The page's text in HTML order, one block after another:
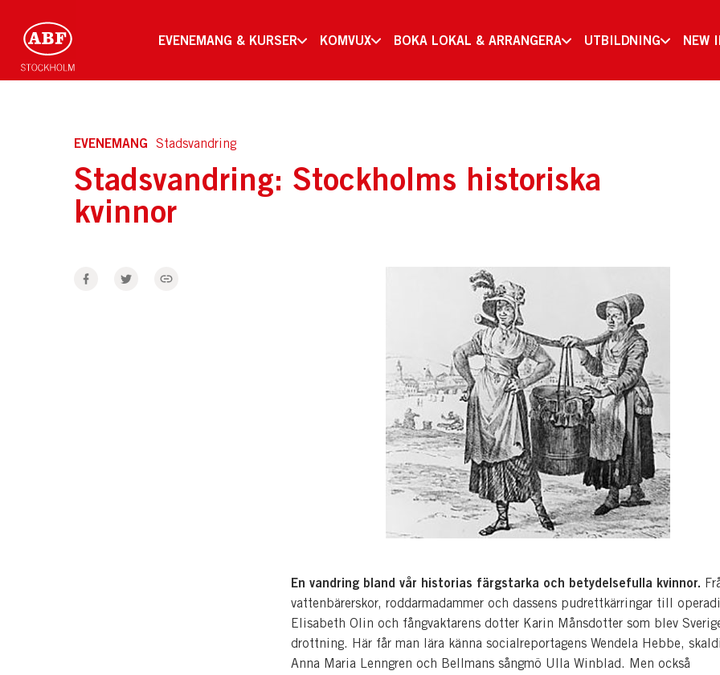
EVENEMANG & KURSER KOMVUX BOKA LOKAL & ARRANGERA UTBILDNING NEW
EVENEMANG Stadsvandring
Stadsvandring: Stockholms historiska
kvinnor
En vandring bland vår historias färgstarka och betydelsefulla kvinnor.
vattenbärerskor, roddarmadammer och dassens pudrettkärringar till
Elisabeth Olin och fångvaktarens dotter Karin Månsdotter som blev
drottning. Här får man lära känna socialreportagens Wendela Hebbe,
Anna Maria Lenngren och Bellmans sångmö Ulla Winblad. Men också